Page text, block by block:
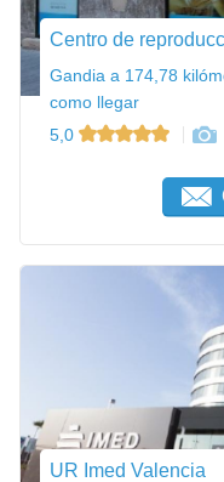
Centro de
Gandia a 174,78
como llegar
5,0
UR Imed Valencia